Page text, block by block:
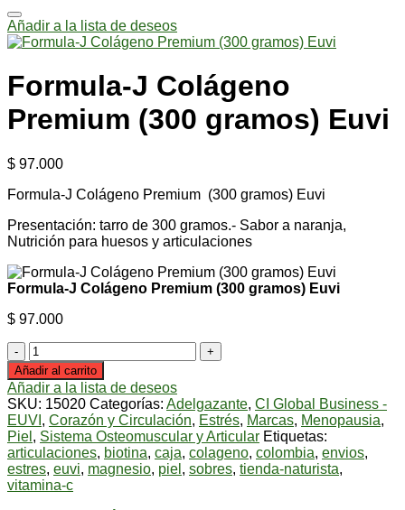
Añadir a la lista de deseos
Formula-J Colágeno
Premium (300 gramos) Euvi
$ 97.000
Formula-J Colágeno Premium (300 gramos) Euvi
Presentación: tarro de 300 gramos.- Sabor a naranja,
Nutrición para huesos y articulaciones
Formula-J Colágeno Premium (300 gramos) Euvi
$ 97.000
Formula-
J
Colágeno
Premium
(300
gramos)
Euvi
cantidad
Añadir al carrito
Añadir a la lista de deseos
SKU: 15020 Categorías: Adelgazante, CI Global Business -
EUVI , Corazón y Circulación, Estrés, Marcas, Menopausia,
Piel , Sistema Osteomuscular y Articular Etiquetas:
articulaciones, biotina, caja, colageno, colombia, envios,
estres, euvi, magnesio, piel , sobres, tienda-naturista,
vitamina-c